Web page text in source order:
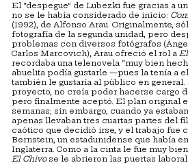
El “despegue” de Lubezki fue gracias a
no se le había considerado de inicio:
(1992), de Alfonso Arau. Originalmente,
fotografía de la segunda unidad, pero
problemas con diversos fotógrafos
Carlos Marcovich), Arau ofreció el rol a
recordaba una telenovela “muy bien
abuelita podía gustarle —pues la tenía a
también le gustaría al público en
proyecto, no creía poder hacerse cargo
pero finalmente aceptó. El plan original
semanas; sin embargo, cuando ya
apenas llevaban tres cuartas partes del
caótico que decidió irse, y el trabajo fue
Bernstein, un estadunidense que había
Inglaterra. Como a la cinta le fue muy
El Chivose le abrieron las puertas